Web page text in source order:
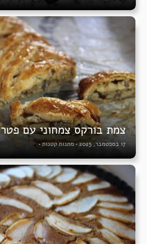
צמת בורקס צמחוני עם
17 בספטמבר, 2025 •מתנות קטנות •